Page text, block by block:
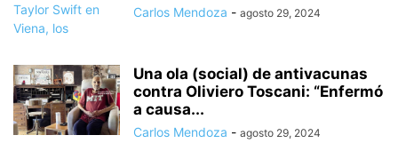
Carlos Mendoza - agosto 29, 2024
Una ola (social) de antivacunas
contra Oliviero Toscani: “Enfermó
a causa...
Carlos Mendoza - agosto 29, 2024